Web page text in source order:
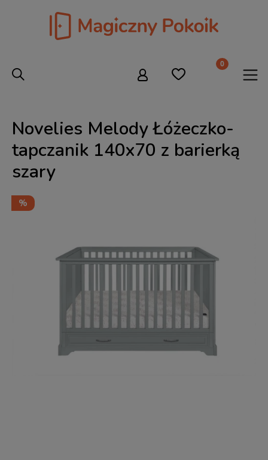
Novelies Melody Łóżeczko-
tapczanik 140x70 z barierką
szary